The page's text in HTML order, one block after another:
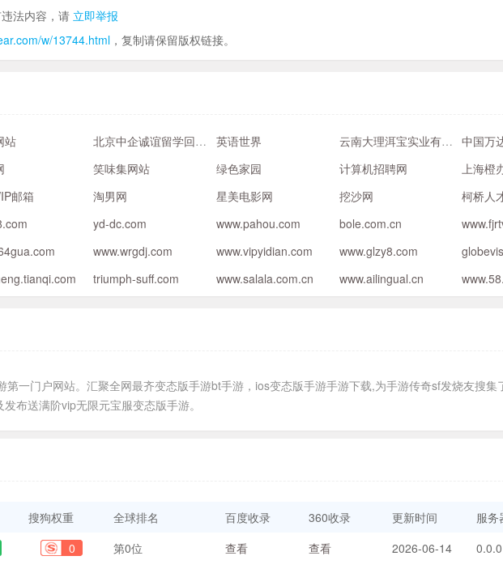
法内容，请 立即举报
w/13744.html ，复制请保留版权链接。
站 北京中企诚谊留学回国人员购车服务 英语世界 云南大理洱宝实业有限公司
中国万
笑味集网站 绿色家园 计算机招聘网
上海橙
邮箱 淘男网 星美电影网 挖沙网
柯桥人
yd-dc.com www.pahou.com bole.com.cn
www.wrgdj.com www.vipyidian.com www.glzy8.com
triumph-suff.com www.salala.com.cn www.ailingual.cn
一门户网站。汇聚全网最齐变态版手游bt手游，ios变态版手游手游下载,为手游传奇sf发烧友搜集
布送满阶vip无限元宝服变态版手游。
搜狗权重 全球排名 百度收录 360收录 更新时间
服务
0 第0位 查看 查看 2026-06-14